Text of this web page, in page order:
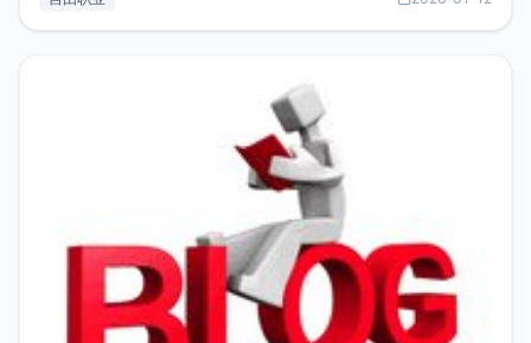
收入下降20%，但却过得很充实，2026年不求突破，但求保